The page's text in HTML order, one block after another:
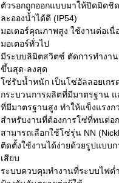
ตัวรอกถูกออกแบบมาให้ปิดมิดชิ
ละอองน้ำได้ดี (IP54)
มอเตอร์คุณภาพสูง ใช้งานต่อเนื่
มอเตอร์ทั่วไป
มีระบบลิมิตสวิตซ์ ตัดการทำงาน
ขึ้นสุด-ลงสุด
โซ่รับน้ำหนัก เป็นโซ่อัลลอยเกร
กระบวนการผลิตที่มีมาตรฐาน
ที่มีมาตรฐานสูง ทำให้แข็งแรงก
สำหรับงานที่ต้องการโซ่ที่ทนต่อ
สามารถเลือกใช้โซ่รุ่น NN
ติดตั้งใช้งานได้ง่ายด้วยรูปแบบ
เสียบ
ระบบควบคุมทำงานที่ระบบไฟต่ำ